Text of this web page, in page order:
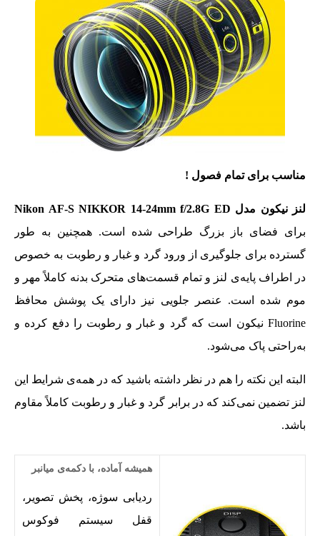
مناسب برای تمام فصول !
لنز نیکون مدل Nikon AF-S NIKKOR 14-24mm f/2.8G ED
برای فضای باز بزرگ طراحی شده است. همچنین به طور
گسترده برای جلوگیری از ورود گرد و غبار و رطوبت به خصوص
در اطراف پایه‌ی لنز و تمام قسمت‌های متحرک بدنه کاملاً مهر و
موم شده است. عنصر جلویی نیز دارای یک پوشش محافظ
Fluorine نیکون است که گرد و غبار و رطوبت را دفع کرده و
به‌راحتی پاک می‌شود.
البته این نکته را هم در نظر داشته باشید که در همه‌ی شرایط این
لنز تضمین نمی‌کند که در برابر گرد و غبار و رطوبت کاملاً مقاوم
باشد.
همیشه آماده، با دکمه‌ی میانبر
ردیابی سوژه، پخش تصویر،
قفل سیستم فوکوس